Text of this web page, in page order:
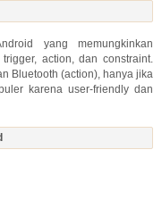
yang memungkinkan
action, dan constraint.
Bluetooth (action), hanya jika
karena user-friendly dan